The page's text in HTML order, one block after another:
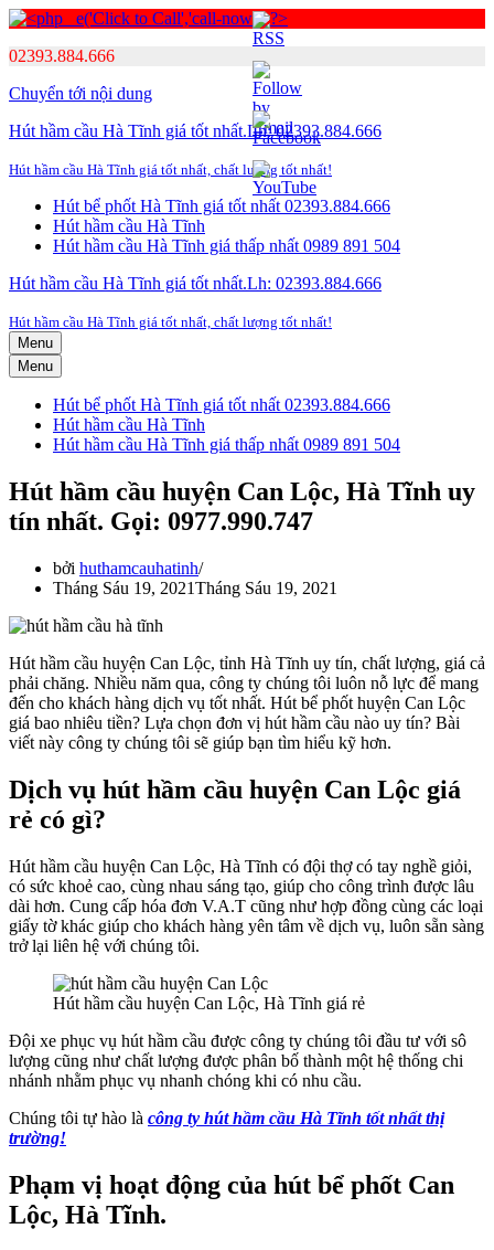
02393.884.666
Chuyển tới nội dung
Hút hầm cầu Hà Tĩnh giá tốt nhất.Lh: 02393.884.666
Hút hầm cầu Hà Tĩnh giá tốt nhất, chất lượng tốt nhất!
Hút bể phốt Hà Tĩnh giá tốt nhất 02393.884.666
Hút hầm cầu Hà Tĩnh
Hút hầm cầu Hà Tĩnh giá thấp nhất 0989 891 504
Hút hầm cầu Hà Tĩnh giá tốt nhất.Lh: 02393.884.666
Hút hầm cầu Hà Tĩnh giá tốt nhất, chất lượng tốt nhất!
Menu
Menu
Hút bể phốt Hà Tĩnh giá tốt nhất 02393.884.666
Hút hầm cầu Hà Tĩnh
Hút hầm cầu Hà Tĩnh giá thấp nhất 0989 891 504
Hút hầm cầu huyện Can Lộc, Hà Tĩnh uy
tín nhất. Gọi: 0977.990.747
bởi huthamcauhatinh
Tháng Sáu 19, 2021Tháng Sáu 19, 2021
Hút hầm cầu huyện Can Lộc, tỉnh Hà Tĩnh uy tín, chất lượng, giá cả
phải chăng. Nhiều năm qua, công ty chúng tôi luôn nỗ lực để mang
đến cho khách hàng dịch vụ tốt nhất. Hút bể phốt huyện Can Lộc
giá bao nhiêu tiền? Lựa chọn đơn vị hút hầm cầu nào uy tín? Bài
viết này công ty chúng tôi sẽ giúp bạn tìm hiểu kỹ hơn.
Dịch vụ hút hầm cầu huyện Can Lộc giá
rẻ có gì?
Hút hầm cầu huyện Can Lộc, Hà Tĩnh có đội thợ có tay nghề giỏi,
có sức khoẻ cao, cùng nhau sáng tạo, giúp cho công trình được lâu
dài hơn. Cung cấp hóa đơn V.A.T cũng như hợp đồng cùng các loại
giấy tờ khác giúp cho khách hàng yên tâm về dịch vụ, luôn sẵn sàng
trở lại liên hệ với chúng tôi.
Hút hầm cầu huyện Can Lộc, Hà Tĩnh giá rẻ
Đội xe phục vụ hút hầm cầu được công ty chúng tôi đầu tư với sô
lượng cũng như chất lượng được phân bố thành một hệ thống chi
nhánh nhằm phục vụ nhanh chóng khi có nhu cầu.
Chúng tôi tự hào là công ty hút hầm cầu Hà Tĩnh tốt nhất thị
trường!
Phạm vị hoạt động của hút bể phốt Can
Lộc, Hà Tĩnh.